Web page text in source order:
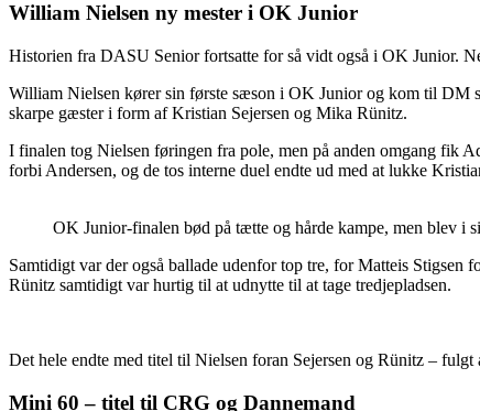
William Nielsen ny mester i OK Junior
Historien fra DASU Senior fortsatte for så vidt også i OK Junior.
William Nielsen kører sin første sæson i OK Junior og kom til DM
skarpe gæster i form af Kristian Sejersen og Mika Rünitz.
I finalen tog Nielsen føringen fra pole, men på anden omgang fik
forbi Andersen, og de tos interne duel endte ud med at lukke
OK Junior-finalen bød på tætte og hårde kampe, men blev i
Samtidigt var der også ballade udenfor top tre, for Matteis Stigsen
Rünitz samtidigt var hurtig til at udnytte til at tage tredjepladsen.
Det hele endte med titel til Nielsen foran Sejersen og Rünitz –
Mini 60 – titel til CRG og Dannemand